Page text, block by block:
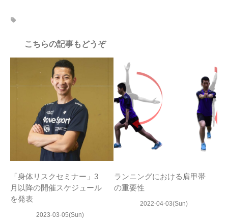
こちらの記事もどうぞ
「身体リスクセミナー」3
月以降の開催スケジュール
を発表
2023-03-05(Sun)
ランニングにおける肩甲帯
の重要性
2022-04-03(Sun)